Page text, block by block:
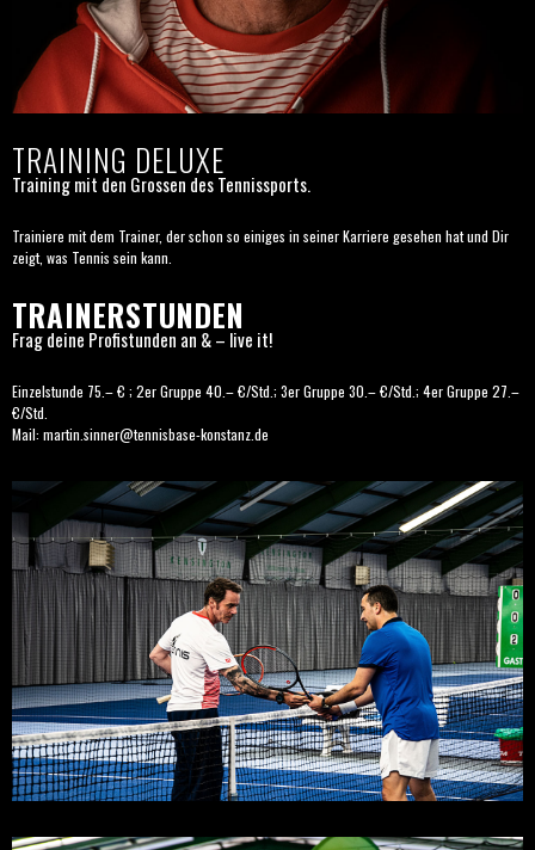
TRAINING DELUXE
Training mit den Grossen des Tennissports.
Trainiere mit dem Trainer, der schon so einiges in seiner Karriere gesehen hat und Dir
zeigt, was Tennis sein kann.
TRAINERSTUNDEN
Frag deine Profistunden an & – live it!
Einzelstunde 75.– € ; 2er Gruppe 40.– €/Std.; 3er Gruppe 30.– €/Std.; 4er Gruppe 27.–
€/Std.
Mail: martin.sinner@tennisbase-konstanz.de